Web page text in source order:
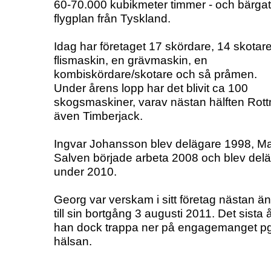
60-70.000 kubikmeter timmer - och
flygplan från Tyskland.
Idag har företaget 17 skördare, 14
flismaskin, en grävmaskin, en
kombiskördare/skotare och så pråmen.
Under årens lopp har det blivit ca 100
skogsmaskiner, varav nästan hälften
även Timberjack.
Ingvar Johansson blev delägare 1998,
Salven började arbeta 2008 och blev
under 2010.
Georg var verskam i sitt företag nästan
till sin bortgång 3 augusti 2011. Det sista
han dock trappa ner på engagemanget
hälsan.